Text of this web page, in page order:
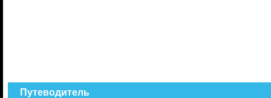
Путеводитель